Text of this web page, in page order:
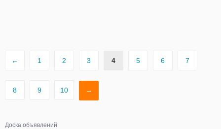
← 1 2 3 4 5 6 7
8 9 10 →
Доска объявлений